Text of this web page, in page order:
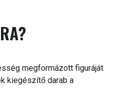
megformázott figuráját
kiegészítő darab a